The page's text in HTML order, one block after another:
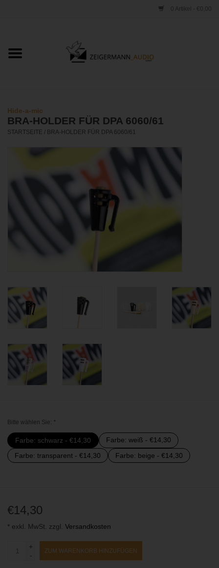
0 Artikel - €0,00
Startseite
VERTRIEB
WERKSTATT
BLOG
Hide-a-mic
BRA-HOLDER FÜR DPA 6060/61
STARTSEITE / BRA-HOLDER FÜR DPA 6060/61
Bitte wählen Sie: *
Farbe: schwarz - €14,30
Farbe: weiß - €14,30
Farbe: transparent - €14,30
Farbe: beige - €14,30
€14,30
* exkl. MwSt. zzgl. Versandkosten
+
-
ZUM WARENKORB HINZUFÜGEN